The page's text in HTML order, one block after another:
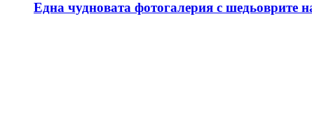
Една чудновата фотогалерия с шедьоврите